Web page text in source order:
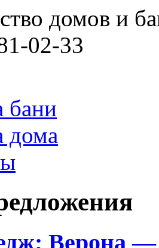
домов и
02-33
бани
дома
Верона —